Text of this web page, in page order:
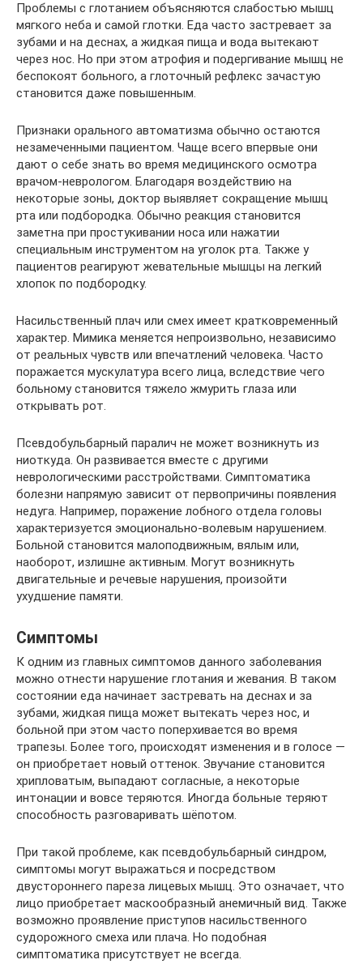
Проблемы с глотанием объясняются слабостью мышц
мягкого неба и самой глотки. Еда часто застревает за
зубами и на деснах, а жидкая пища и вода вытекают
через нос. Но при этом атрофия и подергивание мышц не
беспокоят больного, а глоточный рефлекс зачастую
становится даже повышенным.
Признаки орального автоматизма обычно остаются
незамеченными пациентом. Чаще всего впервые они
дают о себе знать во время медицинского осмотра
врачом-неврологом. Благодаря воздействию на
некоторые зоны, доктор выявляет сокращение мышц
рта или подбородка. Обычно реакция становится
заметна при простукивании носа или нажатии
специальным инструментом на уголок рта. Также у
пациентов реагируют жевательные мышцы на легкий
хлопок по подбородку.
Насильственный плач или смех имеет кратковременный
характер. Мимика меняется непроизвольно, независимо
от реальных чувств или впечатлений человека. Часто
поражается мускулатура всего лица, вследствие чего
больному становится тяжело жмурить глаза или
открывать рот.
Псевдобульбарный паралич не может возникнуть из
ниоткуда. Он развивается вместе с другими
неврологическими расстройствами. Симптоматика
болезни напрямую зависит от первопричины появления
недуга. Например, поражение лобного отдела головы
характеризуется эмоционально-волевым нарушением.
Больной становится малоподвижным, вялым или,
наоборот, излишне активным. Могут возникнуть
двигательные и речевые нарушения, произойти
ухудшение памяти.
Симптомы
К одним из главных симптомов данного заболевания
можно отнести нарушение глотания и жевания. В таком
состоянии еда начинает застревать на деснах и за
зубами, жидкая пища может вытекать через нос, и
больной при этом часто поперхивается во время
трапезы. Более того, происходят изменения и в голосе —
он приобретает новый оттенок. Звучание становится
хрипловатым, выпадают согласные, а некоторые
интонации и вовсе теряются. Иногда больные теряют
способность разговаривать шёпотом.
При такой проблеме, как псевдобульбарный синдром,
симптомы могут выражаться и посредством
двустороннего пареза лицевых мышц. Это означает, что
лицо приобретает маскообразный анемичный вид. Также
возможно проявление приступов насильственного
судорожного смеха или плача. Но подобная
симптоматика присутствует не всегда.